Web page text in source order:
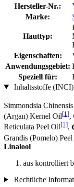
Hersteller-Nr.:
Marke:
Hauttyp:
Eigenschaften:
Anwendungsgebiet:
Speziell für:
Inhaltsstoffe (INCI)
Simmondsia
(Argan) Kernel Oil[1],
Reticulata Peel Oil[1],
Grandis (Pomelo)
Linalool
aus kontrolliert
Rechtliche